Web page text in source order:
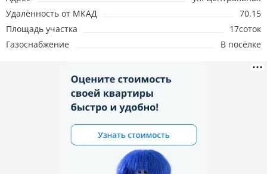
Удалённость от МКАД
70.15
Площадь участка
17соток
Газоснабжение
В посёлке